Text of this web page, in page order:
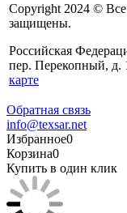
Copyright 2024 © Все
защищены.
Российская
пер. Перекопный, д.
карте
Обратная связь
info@texsar.net
Избранное0
Корзина0
Купить в один клик